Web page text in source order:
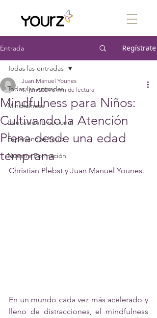
Entrada Regístrate
Todas las entradas
Mindfulness
Educación Emocional
Experiencias Yourz
Nuestra Formación
Todas las entradas
Mindfulness para Niños:
Cultivando la Atención
Plena desde una edad
temprana
Juan Manuel Younes
17 jun 2024 3 min de lectura
Christian Plebst y Juan Manuel Younes.
En un mundo cada vez más acelerado y
lleno de distracciones, el mindfulness